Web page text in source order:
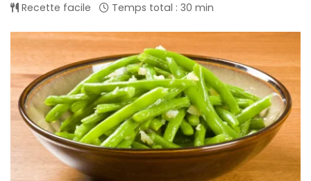
Recette facile Temps total : 30 min